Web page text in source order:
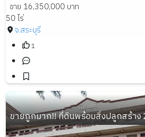
ขาย 16,350,000 บาท
50 ไร่
จ.สระบุรี
1
ขายถูกมาก!! ที่ดินพร้อมสิ่งปลูกสร้าง